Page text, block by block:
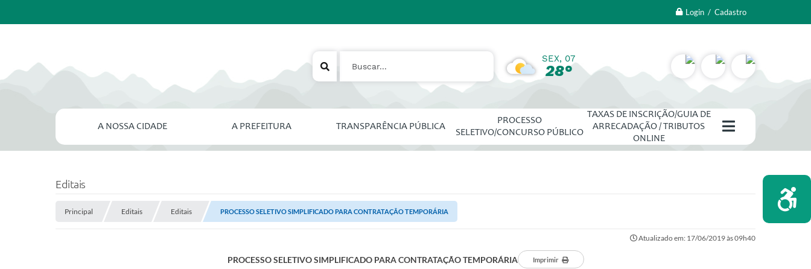
Login / Cadastro
SEX, 07
28°
A NOSSA CIDADE A PREFEITURA TRANSPARÊNCIA PÚBLICA
PROCESSO
SELETIVO/CONCURSO PÚBLICO
TAXAS DE INSCRIÇÃO/GUIA DE
ARRECADAÇÃO / TRIBUTOS
ONLINE
Editais
Principal Editais Editais PROCESSO SELETIVO SIMPLIFICADO PARA CONTRATAÇÃO TEMPORÁRIA
Atualizado em: 17/06/2019 às 09h40
PROCESSO SELETIVO SIMPLIFICADO PARA CONTRATAÇÃO TEMPORÁRIA Imprimir